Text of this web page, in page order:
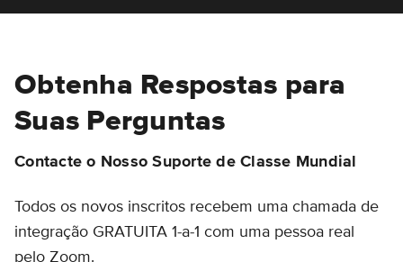
Obtenha Respostas para
Suas Perguntas
Contacte o Nosso Suporte de Classe Mundial
Todos os novos inscritos recebem uma chamada de
integração GRATUITA 1-a-1 com uma pessoa real
pelo Zoom.